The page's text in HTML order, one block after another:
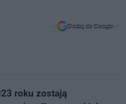
Dodaj do Google
roku zostają